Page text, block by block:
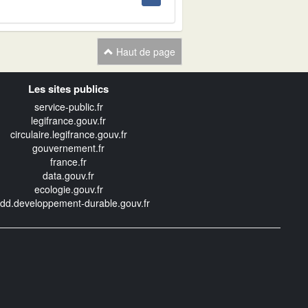
Haut de page
Les sites publics
service-public.fr
legifrance.gouv.fr
circulaire.legifrance.gouv.fr
gouvernement.fr
france.fr
data.gouv.fr
ecologie.gouv.fr
durable.gouv.fr